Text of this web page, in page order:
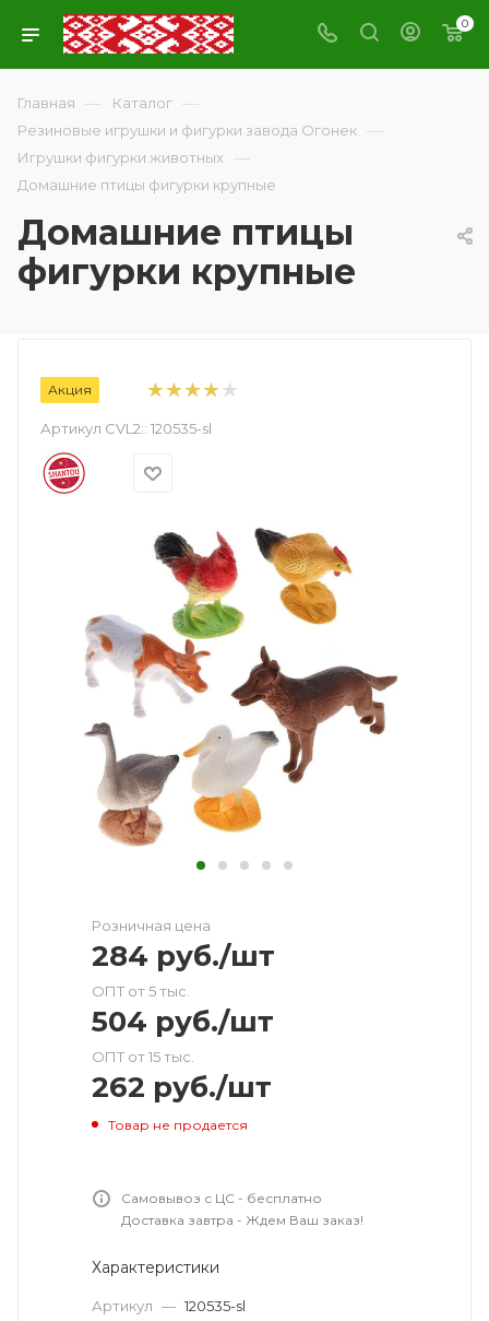
0
Главная — Каталог —
Резиновые игрушки и фигурки завода Огонек —
Игрушки фигурки животных —
Домашние птицы фигурки крупные
Домашние птицы
фигурки крупные
Акция
Артикул CVL2:: 120535-sl
Розничная цена
284 руб./шт
ОПТ от 5 тыс.
504 руб./шт
ОПТ от 15 тыс.
262 руб./шт
Товар не продается
Самовывоз с ЦС - бесплатно
Доставка завтра - Ждем Ваш заказ!
Характеристики
Артикул — 120535-sl